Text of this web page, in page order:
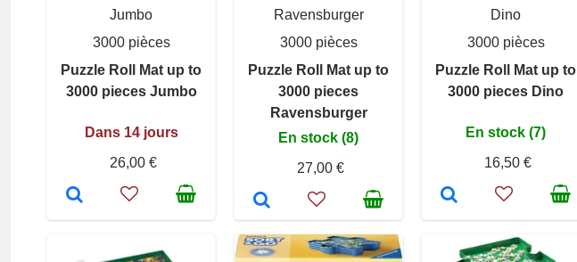
Jumbo
3000 pièces
Puzzle Roll Mat up to
3000 pieces Jumbo
Dans 14 jours
26,00 €
Ravensburger
3000 pièces
Puzzle Roll Mat up to
3000 pieces
Ravensburger
En stock (8)
27,00 €
Dino
3000 pièces
Puzzle Roll Mat up to
3000 pieces Dino
En stock (7)
16,50 €